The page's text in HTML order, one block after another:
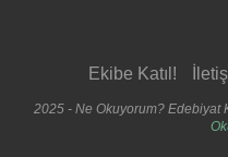
Ekibe Katıl!
2025 - Ne Okuyorum? Edebiyat